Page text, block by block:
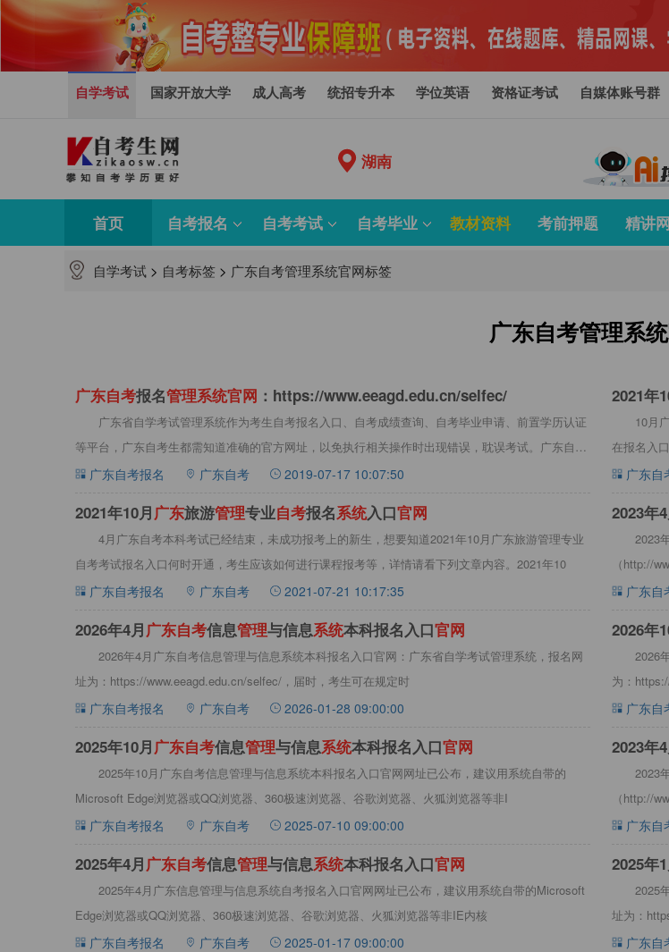
自学考试 国家开放大学 成人高考 统招专升本 学位英语 资格证考试 自媒体账号群
湖南
首页 自考报名 自考考试 自考毕业 教材资料 考前押题 精讲
自学考试 > 自考标签 > 广东自考管理系统官网标签
广东自考管理系
广东自考报名管理系统官网 ：https://www.eeagd.edu.cn/selfec/
广东省自学考试管理系统作为考生自考报名入口、自考成绩查询、自考毕业申请、前置学历认证
等平台，广东自考生都需知道准确的官方网址，以免执行相关操作时出现错误，耽误考试。广东自考
报名管理
广东自考报名 广东自考 2019-07-17 10:07:50
2021年
10月
在报名入
广东自
2021年10月广东旅游管理专业自考报名系统入口官网
4月广东自考本科考试已经结束，未成功报考上的新生，想要知道2021年10月广东旅游管理专业
自考考试报名入口何时开通，考生应该如何进行课程报考等，详情请看下列文章内容。2021年10
广东自考报名 广东自考 2021-07-21 10:17:35
​2023年
2023
（http://
广东自
2026年4月广东自考信息管理与信息系统本科报名入口官网
2026年4月广东自考信息管理与信息系统本科报名入口官网：广东省自学考试管理系统，报名网
址为：https://www.eeagd.edu.cn/selfec/，届时，考生可在规定时
广东自考报名 广东自考 2026-01-28 09:00:00
​2026年
2026
为：
广东自
2025年10月广东自考信息管理与信息系统本科报名入口官网
2025年10月广东自考信息管理与信息系统本科报名入口官网网址已公布，建议用系统自带的
Microsoft Edge浏览器或QQ浏览器、360极速浏览器、谷歌浏览器、火狐浏览器等非I
广东自考报名 广东自考 2025-07-10 09:00:00
​2023年
2023
（http://
广东自
2025年4月广东自考信息管理与信息系统本科报名入口官网
2025年4月广东信息管理与信息系统自考报名入口官网网址已公布，建议用系统自带的Microsoft
Edge浏览器或QQ浏览器、360极速浏览器、谷歌浏览器、火狐浏览器等非IE内核
广东自考报名 广东自考 2025-01-17 09:00:00
2025年
2025
址为：
广东自